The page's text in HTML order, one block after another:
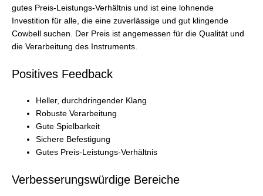
gutes Preis-Leistungs-Verhältnis und ist eine lohnende
Investition für alle, die eine zuverlässige und gut klingende
Cowbell suchen. Der Preis ist angemessen für die Qualität und
die Verarbeitung des Instruments.
Positives Feedback
Heller, durchdringender Klang
Robuste Verarbeitung
Gute Spielbarkeit
Sichere Befestigung
Gutes Preis-Leistungs-Verhältnis
Verbesserungswürdige Bereiche